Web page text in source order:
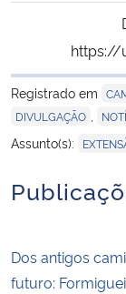
https://
Registrado em
DIVULGAÇÃO
Assunto(s):
Dos antigos
futuro: